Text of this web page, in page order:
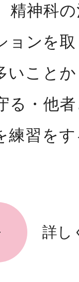
神科の
ョンを
いこと
る・他
練習を
詳し